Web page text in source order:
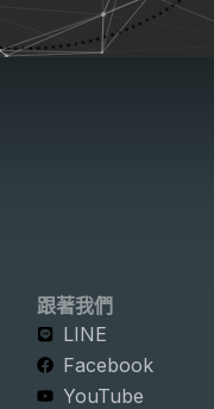
跟著我們
LINE
Facebook
YouTube